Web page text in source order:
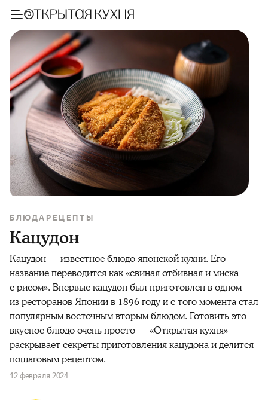
БЛЮДА РЕЦЕПТЫ
Кацудон
Кацудон — известное блюдо японской кухни. Его
название переводится как «свиная отбивная и миска
с рисом». Впервые кацудон был приготовлен в одном
из ресторанов Японии в 1896 году и с того момента стал
популярным восточным вторым блюдом. Готовить это
вкусное блюдо очень просто — «Открытая кухня»
раскрывает секреты приготовления кацудона и делится
пошаговым рецептом.
12 февраля 2024